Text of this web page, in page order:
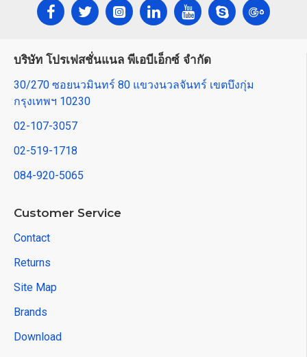
บริษัท โปรเฟสชั่นแนล พีเอบีเอ็กซ์ จำกัด
30/270 ซอยนวมินทร์ 80 แขวงนวลจันทร์ เขตบึงกุ่ม
กรุงเทพฯ 10230
02-107-3057
02-519-1718
084-920-5065
Customer Service
Contact
Returns
Site Map
Brands
Download